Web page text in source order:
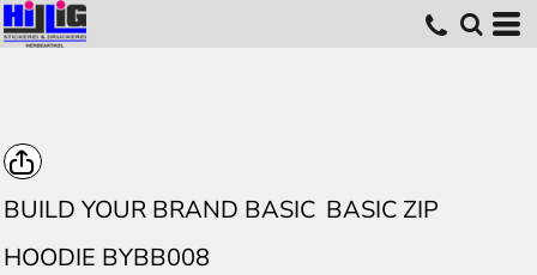
BUILD YOUR BRAND BASIC BASIC ZIP
HOODIE BYBB008